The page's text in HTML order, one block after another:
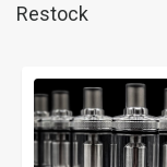
Restock